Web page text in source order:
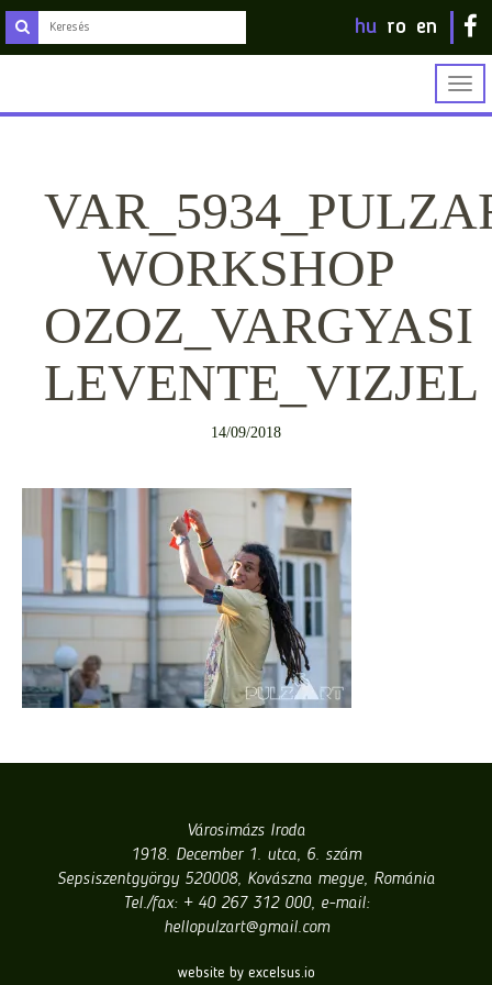
hu ro en
WORKSHOP
OZOZ_VARGYASI
LEVENTE_VIZJEL
14/09/2018
Városimázs Iroda
1918. December 1. utca, 6. szám
Sepsiszentgyörgy 520008, Kovászna megye, Románia
Tel./fax: + 40 267 312 000, e-mail:
hellopulzart@gmail.com
website by excelsus.io